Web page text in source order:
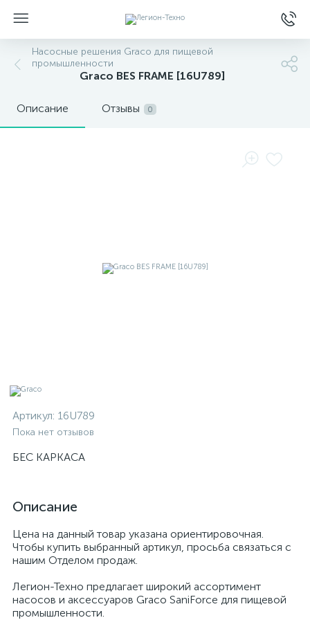
Насосные решения Graco для пищевой
промышленности
Graco BES FRAME [16U789]
Описание Отзывы 0
Артикул: 16U789
Пока нет отзывов
БЕС КАРКАСА
Описание
Цена на данный товар указана ориентировочная.
Чтобы купить выбранный артикул, просьба связаться с
нашим Отделом продаж.
Легион-Техно предлагает широкий ассортимент
насосов и аксессуаров Graco SaniForce для пищевой
промышленности.